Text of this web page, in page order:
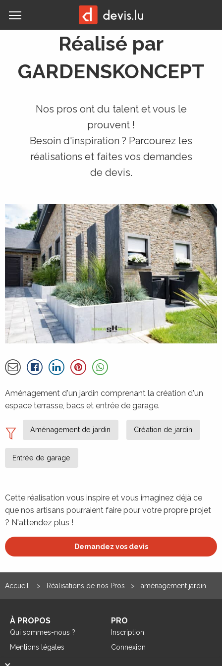
MENU
Réalisé par
GARDENSKONCEPT
Nos pros ont du talent et vous le
prouvent !
Besoin d'inspiration ? Parcourez les
réalisations et faites vos demandes
de devis.
À propos de la réalisation de
Partager par email
Détails
Aménagement d'un jardin comprenant la création d'un
espace terrasse, bacs et entrée de garage.
Aménagement de jardin Création de jardin
Entrée de garage
Cette réalisation vous inspire et vous imaginez déjà ce
que nos artisans pourraient faire pour votre propre projet
? N'attendez plus !
Demandez vos devis
Accueil Réalisations de nos Pros aménagement jardin
À PROPOS
Qui sommes-nous ?
Mentions légales
PRO
Inscription
Connexion